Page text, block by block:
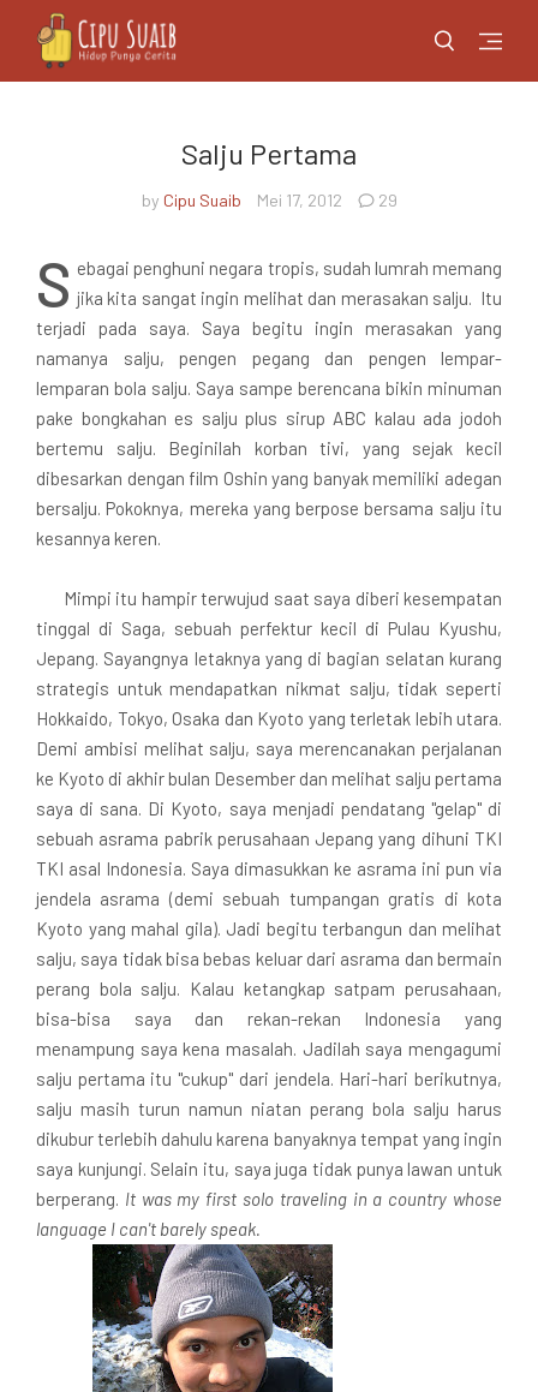
Salju Pertama
by Cipu Suaib Mei 17, 2012 29
S ebagai penghuni negara tropis, sudah lumrah memang
jika kita sangat ingin melihat dan merasakan salju. Itu
terjadi pada saya. Saya begitu ingin merasakan yang
namanya salju, pengen pegang dan pengen lempar-
lemparan bola salju. Saya sampe berencana bikin minuman
pake bongkahan es salju plus sirup ABC kalau ada jodoh
bertemu salju. Beginilah korban tivi, yang sejak kecil
dibesarkan dengan film Oshin yang banyak memiliki adegan
bersalju. Pokoknya, mereka yang berpose bersama salju itu
kesannya keren.
Mimpi itu hampir terwujud saat saya diberi kesempatan
tinggal di Saga, sebuah perfektur kecil di Pulau Kyushu,
Jepang. Sayangnya letaknya yang di bagian selatan kurang
strategis untuk mendapatkan nikmat salju, tidak seperti
Hokkaido, Tokyo, Osaka dan Kyoto yang terletak lebih utara.
Demi ambisi melihat salju, saya merencanakan perjalanan
ke Kyoto di akhir bulan Desember dan melihat salju pertama
saya di sana. Di Kyoto, saya menjadi pendatang "gelap" di
sebuah asrama pabrik perusahaan Jepang yang dihuni TKI
TKI asal Indonesia. Saya dimasukkan ke asrama ini pun via
jendela asrama (demi sebuah tumpangan gratis di kota
Kyoto yang mahal gila). Jadi begitu terbangun dan melihat
salju, saya tidak bisa bebas keluar dari asrama dan bermain
perang bola salju. Kalau ketangkap satpam perusahaan,
bisa-bisa saya dan rekan-rekan Indonesia yang
menampung saya kena masalah. Jadilah saya mengagumi
salju pertama itu "cukup" dari jendela. Hari-hari berikutnya,
salju masih turun namun niatan perang bola salju harus
dikubur terlebih dahulu karena banyaknya tempat yang ingin
saya kunjungi. Selain itu, saya juga tidak punya lawan untuk
berperang. It was my first solo traveling in a country whose
language I can't barely speak.